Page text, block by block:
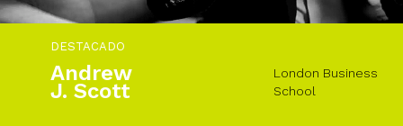
DESTACADO
Andrew
J. Scott
London Business
School